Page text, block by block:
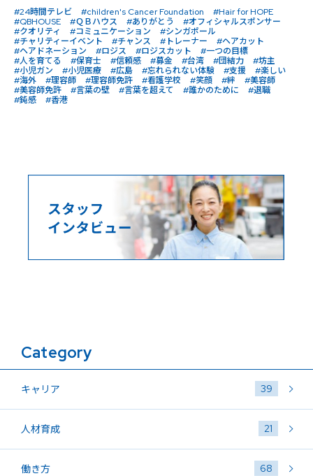
#24時間テレビ #children's Cancer Foundation
#Hair for HOPE
#QBHOUSE
#ＱＢハウス #ありがとう
#オフィシャルスポンサー
#クオリティ
#コミュニケーション
#シンガポール
#チャリティーイベント
#チャンス #トレーナー
#ヘアカット
#ヘアドネーション
#ロジス #ロジスカット
#一つの目標
#人を育てる
#保育士 #信頼感 #募金 #台湾 #団結力
#坊主
#小児ガン
#小児医療 #広島 #忘れられない体験 #支援
#楽しい
#海外
#理容師 #理容師免許 #看護学校 #笑顔 #絆
#美容師
#美容師免許
#言葉の壁 #言葉を超えて #誰かのために
#退職
#鈍感
#香港
Category
キャリア 39
人材育成 21
働き方 68